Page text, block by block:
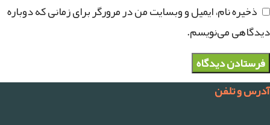
ذخیره نام، ایمیل و وبسایت من در مرورگر برای زمانی که دوباره
دیدگاهی می‌نویسم.
آدرس و تلفن